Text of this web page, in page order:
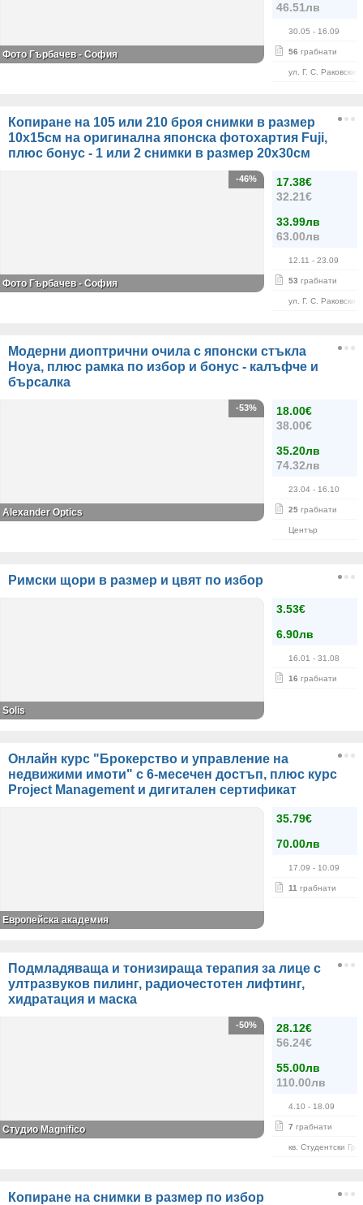
46.51лв
30.05 - 16.09
56 грабнати
ул. Г. С. Раковски
Фото Гърбачев - София
Копиране на 105 или 210 броя снимки в размер
10х15см на оригинална японска фотохартия Fuji,
плюс бонус - 1 или 2 снимки в размер 20х30см
17.38€
32.21€
33.99лв
63.00лв
12.11 - 23.09
53 грабнати
ул. Г. С. Раковски
-46%
Фото Гърбачев - София
Модерни диоптрични очила с японски стъкла
Hoya, плюс рамка по избор и бонус - калъфче и
бърсалка
18.00€
38.00€
35.20лв
74.32лв
23.04 - 16.10
25 грабнати
Център
-53%
Alexander Оptics
Римски щори в размер и цвят по избор
3.53€
6.90лв
16.01 - 31.08
16 грабнати
Solis
Онлайн курс "Брокерство и управление на
недвижими имоти" с 6-месечен достъп, плюс курс
Project Management и дигитален сертификат
35.79€
70.00лв
17.09 - 10.09
11 грабнати
Европейска академия
Подмладяваща и тонизираща терапия за лице с
ултразвуков пилинг, радиочестотен лифтинг,
хидратация и маска
28.12€
56.24€
55.00лв
110.00лв
4.10 - 18.09
7 грабнати
кв. Студентски
-50%
Студио Magnifico
Копиране на снимки в размер по избор